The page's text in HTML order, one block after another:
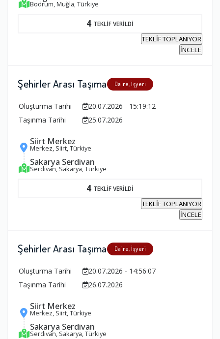
Bodrum, Muğla, Türkiye
4 TEKLİF VERİLDİ
TEKLİF TOPLANIYOR
İNCELE
Şehirler Arası Taşıma Daire, İşyeri
Oluşturma Tarihi
20.07.2026 - 15:19:12
Taşınma Tarihi
25.07.2026
Siirt Merkez
Merkez, Siirt, Türkiye
Sakarya Serdivan
Serdivan, Sakarya, Türkiye
4 TEKLİF VERİLDİ
TEKLİF TOPLANIYOR
İNCELE
Şehirler Arası Taşıma Daire, İşyeri
Oluşturma Tarihi
20.07.2026 - 14:56:07
Taşınma Tarihi
26.07.2026
Siirt Merkez
Merkez, Siirt, Türkiye
Sakarya Serdivan
Serdivan, Sakarya, Türkiye